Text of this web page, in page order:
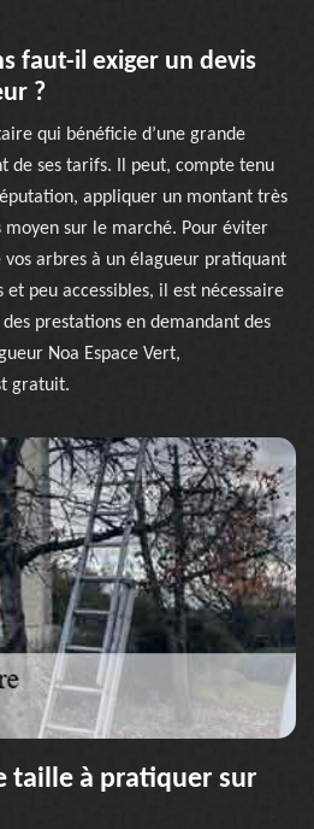
faut-il exiger un devis
?
qui bénéficie d’une grande
de ses tarifs. Il peut, compte tenu
appliquer un montant très
sur le marché. Pour éviter
arbres à un élagueur pratiquant
et peu accessibles, il est nécessaire
prestations en demandant des
Noa Espace Vert,
gratuit.
taille à pratiquer sur